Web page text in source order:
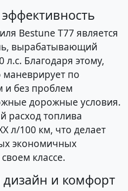
Bestune T77 является
вырабатывающий
Благодаря этому,
маневрирует по
и без проблем
дорожные условия.
расход топлива
л/100 км, что делает
экономичных
классе.
и комфорт